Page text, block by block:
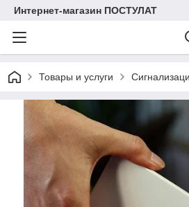
Интернет-магазин ПОСТУЛАТ
Товары и услуги